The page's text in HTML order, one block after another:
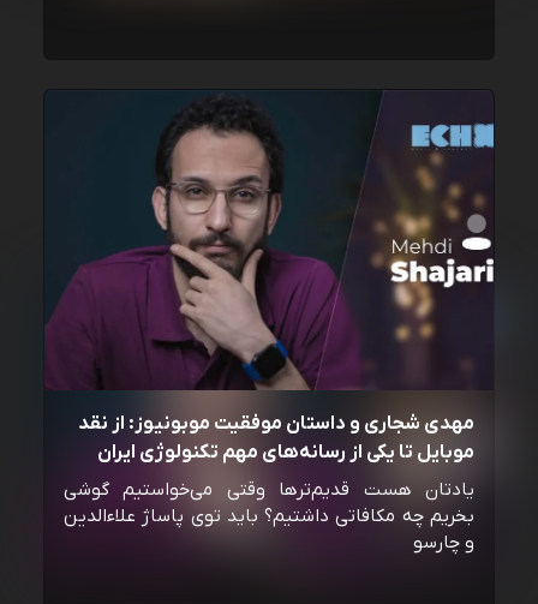
مهدی شجاری و داستان موفقیت موبونیوز: از نقد
موبایل تا یکی از رسانه‌‌های مهم تکنولوژی ایران
یادتان هست قدیم‌ترها وقتی می‌خواستیم گوشی
بخریم چه مکافاتی داشتیم؟ باید توی پاساژ علاءالدین
و چارسو